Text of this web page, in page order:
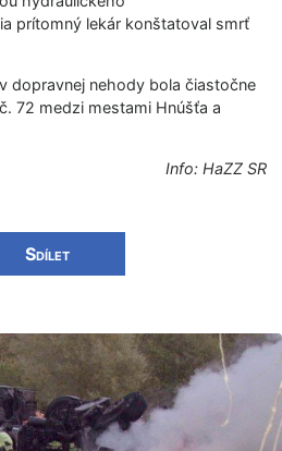
prítomný lekár konštatoval smrť
dopravnej nehody bola čiastočne
72 medzi mestami Hnúšťa a
Info: HaZZ SR
Sdílet